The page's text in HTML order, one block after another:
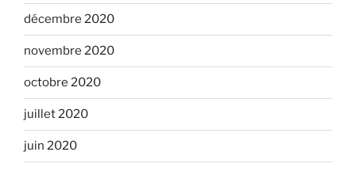
décembre 2020
novembre 2020
octobre 2020
juillet 2020
juin 2020